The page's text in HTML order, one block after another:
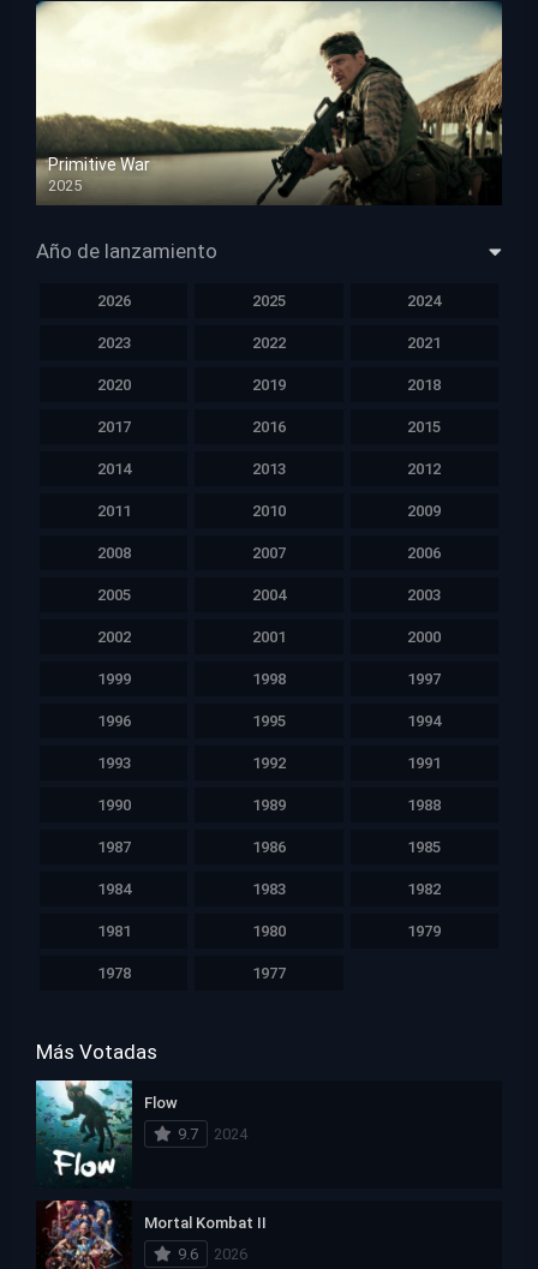
Primitive War
2025
HD 1080p
Año de lanzamiento
2026 2025 2024
2023 2022 2021
2020 2019 2018
2017 2016 2015
2014 2013 2012
2011 2010 2009
2008 2007 2006
2005 2004 2003
2002 2001 2000
1999 1998 1997
1996 1995 1994
1993 1992 1991
1990 1989 1988
1987 1986 1985
1984 1983 1982
1981 1980 1979
1978 1977
Más Votadas
Flow
9.7
2024
Mortal Kombat II
9.6
2026